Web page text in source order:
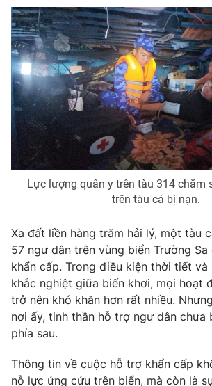
thông tin từ website này.
Lực lượng quân y trên tàu 314 chăm
trên tàu cá bị nạn.
Xa đất liền hàng trăm hải lý, một tàu
57 ngư dân trên vùng biển Trường
khẩn cấp. Trong điều kiện thời tiết và
khắc nghiệt giữa biển khơi, mọi hoạt
trở nên khó khăn hơn rất nhiều.
nơi ấy, tinh thần hỗ trợ ngư dân chưa
phía sau.
Thông tin về cuộc hỗ trợ khẩn cấp
nỗ lực ứng cứu trên biển, mà còn là